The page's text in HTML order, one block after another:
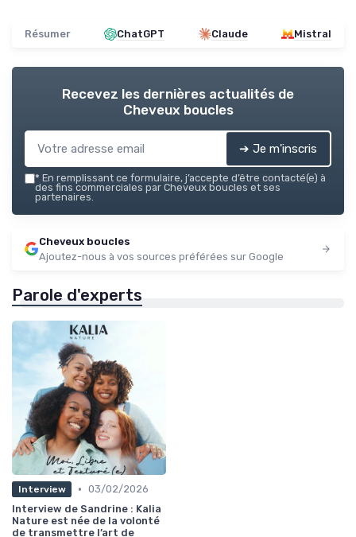
Résumer ChatGPT Claude Mistral
Recevez les dernières actualités de
Cheveux boucles
➔ Je m'inscris
* En remplissant ce formulaire, j’accepte d’être contacté(e) à
des fins commerciales par Cheveux boucles et ses
partenaires.
Cheveux boucles
Ajoutez-nous à vos sources préférées sur Google
Parole d'experts
Interview • 03/02/2026
Interview de Sandrine : Kalia
Nature est née de la volonté
de transmettre l’art de